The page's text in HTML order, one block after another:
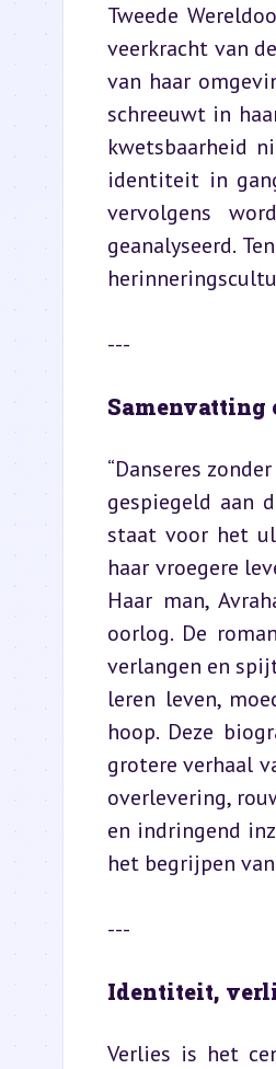
Tweede
veerkracht van
van haar
schreeuwt in
kwetsbaarheid
identiteit in
vervolgens
geanalyseerd.
---
Samenvatting
“Danseres
gespiegeld aan
staat voor het
haar vroegere
Haar man,
oorlog. De
verlangen en
leren leven,
hoop. Deze
grotere verhaal
overlevering,
en indringend
het begrijpen
---
Identiteit,
Verlies is het